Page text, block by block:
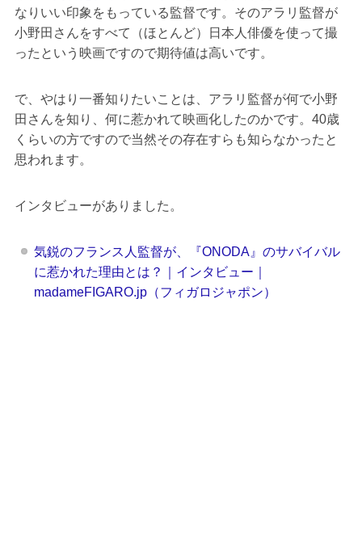
なりいい印象をもっている監督です。そのアラリ監督が
小野田さんをすべて（ほとんど）日本人俳優を使って撮
ったという映画ですので期待値は高いです。
で、やはり一番知りたいことは、アラリ監督が何で小野
田さんを知り、何に惹かれて映画化したのかです。40歳
くらいの方ですので当然その存在すらも知らなかったと
思われます。
インタビューがありました。
気鋭のフランス人監督が、『ONODA』のサバイバル
に惹かれた理由とは？｜インタビュー｜
madameFIGARO.jp（フィガロジャポン）